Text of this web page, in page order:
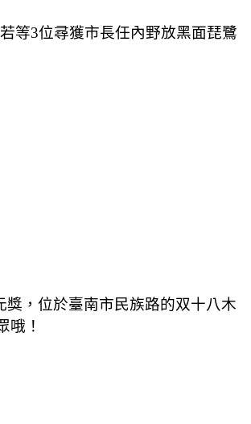
等3位尋獲市長任內野放黑面琵鷺
，位於臺南市民族路的双十八木
哦！